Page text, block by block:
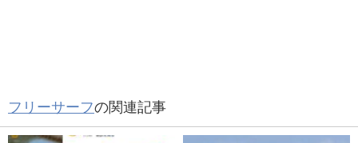
フリーサーフの関連記事